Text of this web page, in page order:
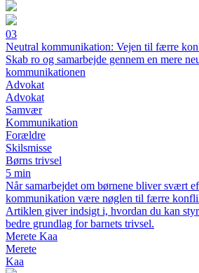
03
Neutral kommunikation: Vejen til færre
Skab ro og samarbejde gennem en mere
kommunikationen
Advokat
Advokat
Samvær
Kommunikation
Forældre
Skilsmisse
Børns trivsel
5 min
Når samarbejdet om børnene bliver svært
kommunikation være nøglen til færre
Artiklen giver indsigt i, hvordan du kan
bedre grundlag for barnets trivsel.
Merete Kaa
Merete
Kaa